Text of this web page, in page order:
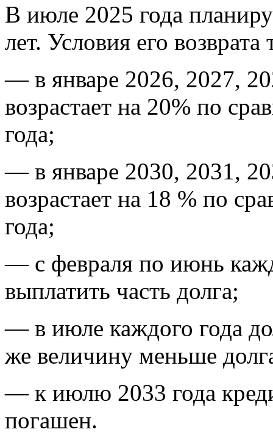
В июле 2025 года
лет. Условия его возврата
— в январе 2026, 2027,
возрастает на 20% по
года;
— в январе 2030, 2031,
возрастает на 18 % по
года;
— с февраля по июнь
выплатить часть долга;
— в июле каждого года
же величину меньше
— к июлю 2033 года
погашен.